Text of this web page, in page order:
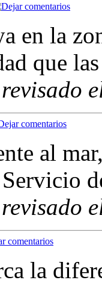
en la
que
al
la